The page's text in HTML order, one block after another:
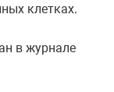
клетках.
в журнале